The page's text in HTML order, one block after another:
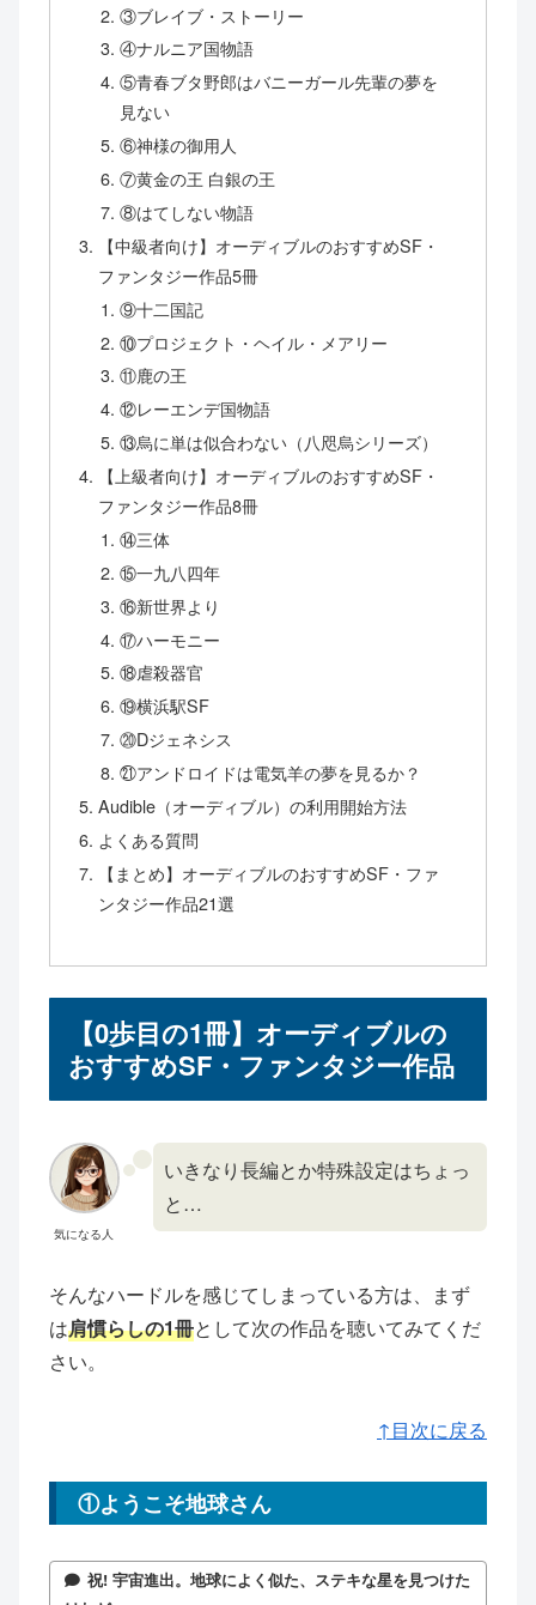
③ブレイブ・ストーリー
④ナルニア国物語
⑤青春ブタ野郎はバニーガール先輩の夢を
見ない
⑥神様の御用人
⑦黄金の王 白銀の王
⑧はてしない物語
【中級者向け】オーディブルのおすすめSF・
ファンタジー作品5冊
⑨十二国記
⑩プロジェクト・ヘイル・メアリー
⑪鹿の王
⑫レーエンデ国物語
⑬烏に単は似合わない（八咫烏シリーズ）
【上級者向け】オーディブルのおすすめSF・
ファンタジー作品8冊
⑭三体
⑮一九八四年
⑯新世界より
⑰ハーモニー
⑱虐殺器官
⑲横浜駅SF
⑳Dジェネシス
㉑アンドロイドは電気羊の夢を見るか？
Audible（オーディブル）の利用開始方法
よくある質問
【まとめ】オーディブルのおすすめSF・ファ
ンタジー作品21選
【0歩目の1冊】オーディブルの
おすすめSF・ファンタジー作品
気になる人
いきなり長編とか特殊設定はちょっ
と…
そんなハードルを感じてしまっている方は、まず
は肩慣らしの1冊として次の作品を聴いてみてくだ
さい。
↑目次に戻る
①ようこそ地球さん
祝! 宇宙進出。地球によく似た、ステキな星を見つけた